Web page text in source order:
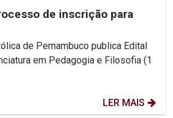
de inscrição para
de Pernambuco publica Edital
em Pedagogia e Filosofia (1
LER MAIS